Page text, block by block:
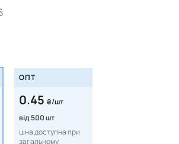
ОПТ
0.45 ₴/шт
від 500 шт
ціна доступна при
загальному